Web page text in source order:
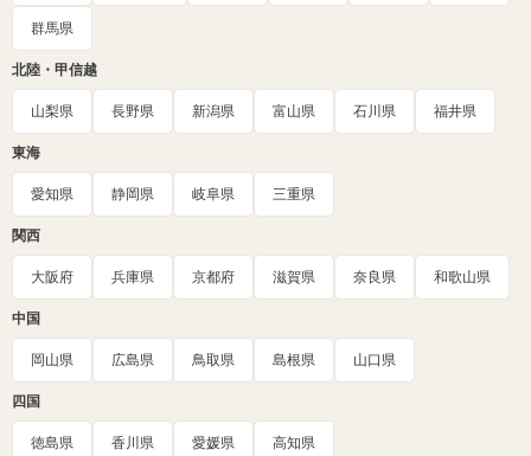
群馬県
北陸・甲信越
山梨県 長野県 新潟県 富山県 石川県 福井県
東海
愛知県 静岡県 岐阜県 三重県
関西
大阪府 兵庫県 京都府 滋賀県 奈良県 和歌山県
中国
岡山県 広島県 鳥取県 島根県 山口県
四国
徳島県 香川県 愛媛県 高知県